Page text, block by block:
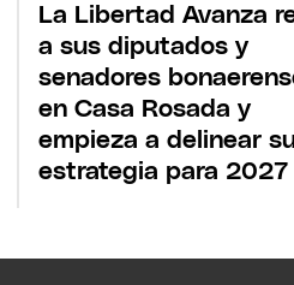
La Libertad Avanza
a sus diputados y
senadores
en Casa Rosada y
empieza a delinear
estrategia para 2027